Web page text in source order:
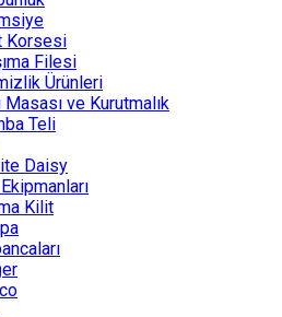
Korsesi
Filesi
Ürünleri
Masası ve Kurutmalık
Teli
Daisy
Kilit